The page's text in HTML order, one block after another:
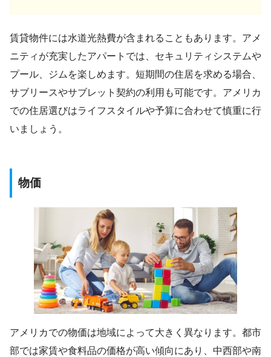
賃貸物件には水道光熱費が含まれることもあります。アメ
ニティが充実したアパートでは、セキュリティシステムや
プール、ジムを楽しめます。短期間の住居を求める場合、
サブリースやサブレット契約の利用も可能です。アメリカ
での住居選びはライフスタイルや予算に合わせて慎重に行
いましょう。
物価
アメリカでの物価は地域によって大きく異なります。都市
部では家賃や食料品の価格が高い傾向にあり、中西部や南